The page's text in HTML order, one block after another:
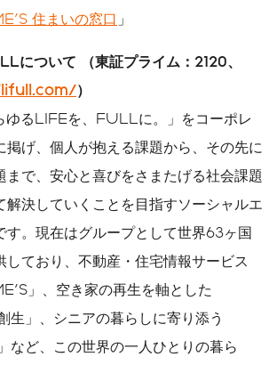
住まいの窓口 」
について （東証プライム：2120、
）
るLIFEを、FULLに。」をコーポレ
掲げ、個人が抱える課題から、その先に
まで、安心と喜びをさまたげる社会課題
解決していくことを目指すソーシャルエ
す。現在はグループとして世界63ヶ国
しており、不動産・住宅情報サービス
」、空き家の再生を軸とした
生」、シニアの暮らしに寄り添う
など、この世界の一人ひとりの暮ら